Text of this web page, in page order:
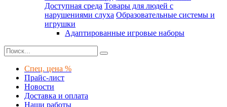
Доступная среда Товары для людей с
нарушениями слуха Образовательные системы и
игрушки
Адаптированные игровые наборы
Спец. цена %
Прайс-лист
Новости
Доставка и оплата
Наши работы